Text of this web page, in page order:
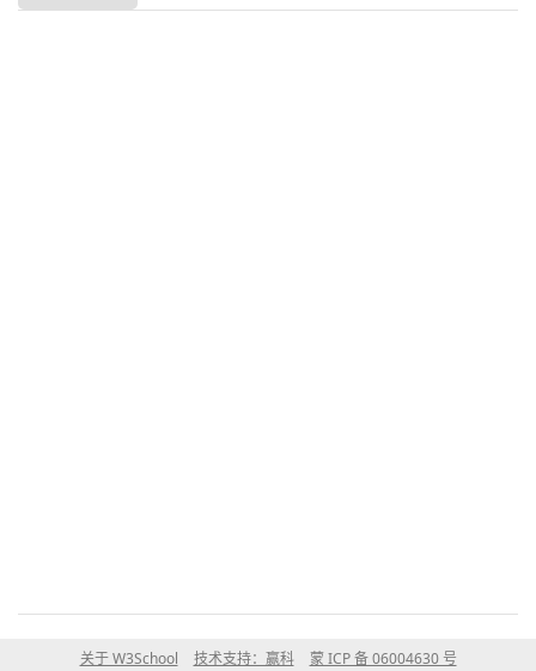
关于 W3School 技术支持：赢科 蒙 ICP 备 06004630 号